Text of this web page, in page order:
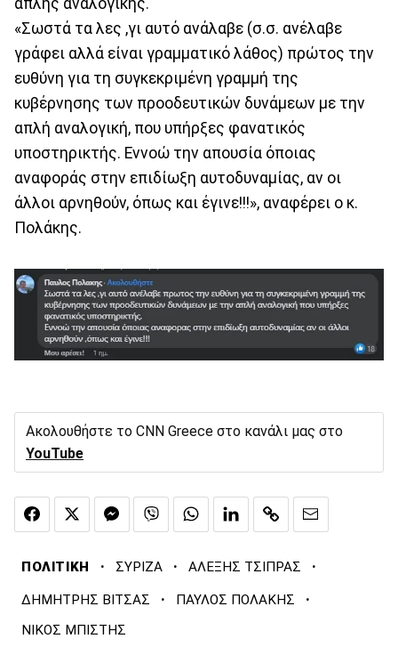
απλής αναλογικής.
«Σωστά τα λες ,γι αυτό ανάλαβε (σ.σ. ανέλαβε
γράφει αλλά είναι γραμματικό λάθος) πρώτος την
ευθύνη για τη συγκεκριμένη γραμμή της
κυβέρνησης των προοδευτικών δυνάμεων με την
απλή αναλογική, που υπήρξες φανατικός
υποστηρικτής. Εννοώ την απουσία όποιας
αναφοράς στην επιδίωξη αυτοδυναμίας, αν οι
άλλοι αρνηθούν, όπως και έγινε!!!», αναφέρει ο κ.
Πολάκης.
Ακολουθήστε το CNN Greece στο κανάλι μας στο
YouTube
ΠΟΛΙΤΙΚΗ · ΣΥΡΙΖΑ · ΑΛΕΞΗΣ ΤΣΙΠΡΑΣ ·
ΔΗΜΗΤΡΗΣ ΒΙΤΣΑΣ · ΠΑΥΛΟΣ ΠΟΛΑΚΗΣ ·
ΝΙΚΟΣ ΜΠΙΣΤΗΣ